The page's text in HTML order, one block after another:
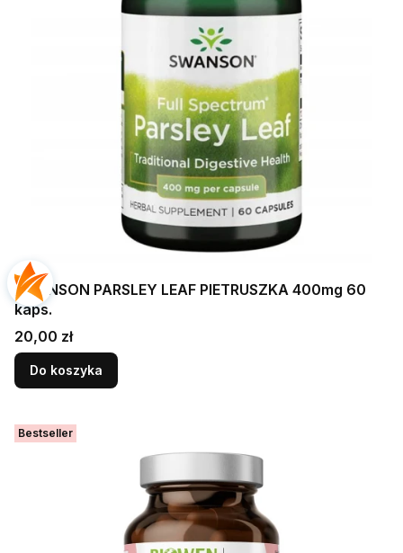
SWANSON PARSLEY LEAF PIETRUSZKA 400mg 60
kaps.
Cena
20,00 zł
Do koszyka
Bestseller